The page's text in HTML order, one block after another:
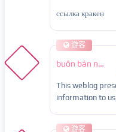
ссылка кракен
游客
buôn bán nội tạng
This weblog
information to
游客